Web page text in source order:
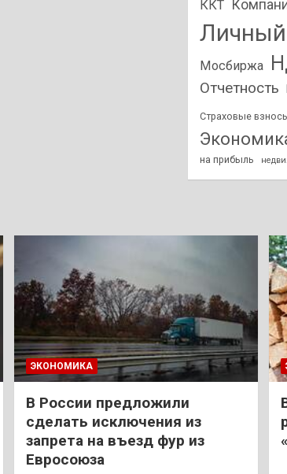
ККТ
Личный
Мосбиржа
Отчетность
Страховые
на прибыль
ЭКОНОМИКА
В России предложили
сделать исключения из
запрета на въезд фур из
Евросоюза